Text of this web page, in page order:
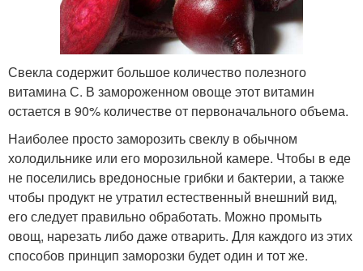
Свекла содержит большое количество полезного
витамина С. В замороженном овоще этот витамин
остается в 90% количестве от первоначального объема.
Наиболее просто заморозить свеклу в обычном
холодильнике или его морозильной камере. Чтобы в еде
не поселились вредоносные грибки и бактерии, а также
чтобы продукт не утратил естественный внешний вид,
его следует правильно обработать. Можно промыть
овощ, нарезать либо даже отварить. Для каждого из этих
способов принцип заморозки будет один и тот же.